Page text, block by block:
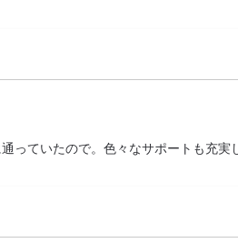
ていたので。色々なサポートも充